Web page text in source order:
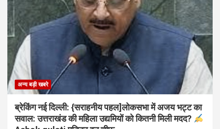
अन्य बड़ी खबरे
ब्रेकिंग नई दिल्ली: {सराहनीय पहल]लोकसभा में अजय भट्ट का
सवाल: उत्तराखंड की महिला उद्यमियों को कितनी मिली मदद?